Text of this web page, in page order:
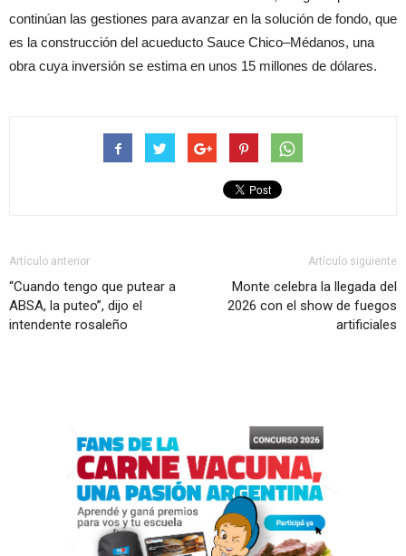
continúan las gestiones para avanzar en la solución de fondo, que
es la construcción del acueducto Sauce Chico–Médanos, una
obra cuya inversión se estima en unos 15 millones de dólares.
Artículo anterior
“Cuando tengo que putear a
ABSA, la puteo”, dijo el
intendente rosaleño
Artículo siguiente
Monte celebra la llegada del
2026 con el show de fuegos
artificiales